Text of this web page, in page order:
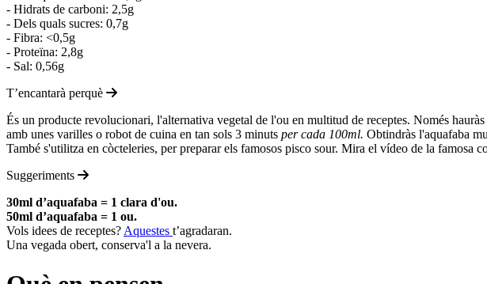
- Hidrats de carboni: 2,5g
- Dels quals sucres: 0,7g
- Fibra: <0,5g
- Proteïna: 2,8g
- Sal: 0,56g
T’encantarà perquè
És un producte revolucionari, l'alternativa vegetal de l'ou en multitud de receptes. Només
amb unes varilles o robot de cuina en tan sols 3 minuts per cada 100ml. Obtindràs l'aquafaba
També s'utilitza en còcteleries, per preparar els famosos pisco sour. Mira el vídeo de la famosa
Suggeriments
30ml d’aquafaba = 1 clara d'ou.
50ml d’aquafaba = 1 ou.
Vols idees de receptes?Aquestes t’agradaran.
Una vegada obert, conserva'l a la nevera.